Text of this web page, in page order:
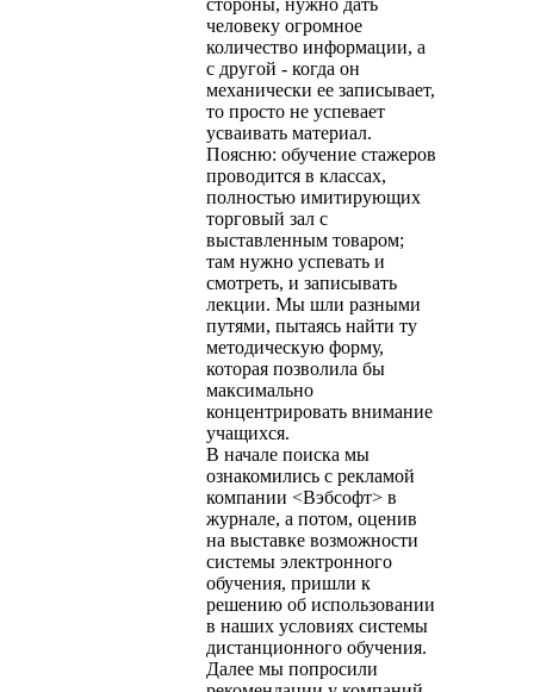
человеку огромное
количество информации, а
с другой - когда он
механически ее записывает,
то просто не успевает
усваивать материал.
Поясню: обучение стажеров
проводится в классах,
полностью имитирующих
торговый зал с
выставленным товаром;
там нужно успевать и
смотреть, и записывать
лекции. Мы шли разными
путями, пытаясь найти ту
методическую форму,
которая позволила бы
максимально
концентрировать внимание
учащихся.
В начале поиска мы
ознакомились с рекламой
компании <Вэбсофт> в
журнале, а потом, оценив
на выставке возможности
системы электронного
обучения, пришли к
решению об использовании
в наших условиях системы
дистанционного обучения.
Далее мы попросили